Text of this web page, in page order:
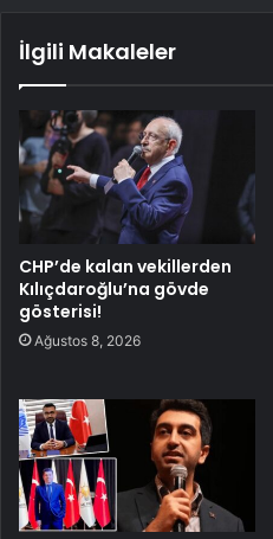
İlgili Makaleler
CHP’de kalan vekillerden
Kılıçdaroğlu’na gövde
gösterisi!
Ağustos 8, 2026